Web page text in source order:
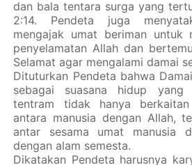
dan bala tentara surga yang
2:14. Pendeta juga
mengajak umat beriman untuk
penyelamatan Allah dan
Selamat agar mengalami damai
Dituturkan Pendeta bahwa
sebagai suasana hidup
tentram tidak hanya
antara manusia dengan Allah,
antar sesama umat manusia
dengan alam semesta.
Dikatakan Pendeta harusnya